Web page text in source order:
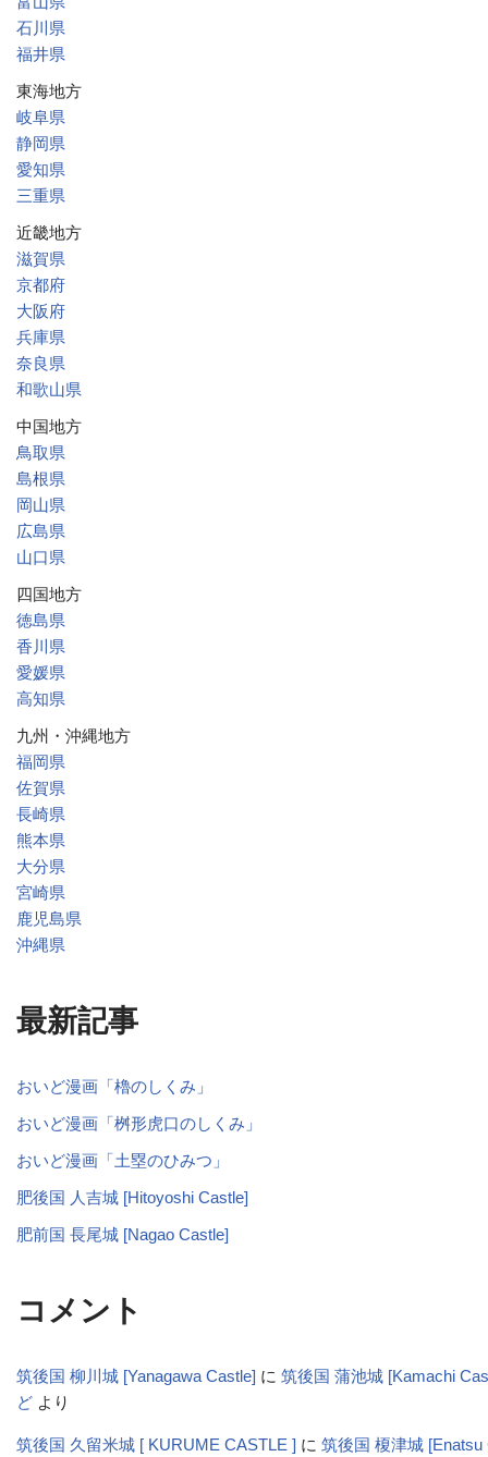
石川県
福井県
東海地方
岐阜県
静岡県
愛知県
三重県
近畿地方
滋賀県
京都府
大阪府
兵庫県
奈良県
和歌山県
中国地方
鳥取県
島根県
岡山県
広島県
山口県
四国地方
徳島県
香川県
愛媛県
高知県
九州・沖縄地方
福岡県
佐賀県
長崎県
熊本県
大分県
宮崎県
鹿児島県
沖縄県
最新記事
おいど漫画「櫓のしくみ」
おいど漫画「桝形虎口のしくみ」
おいど漫画「土塁のひみつ」
肥後国 人吉城 [Hitoyoshi Castle]
肥前国 長尾城 [Nagao Castle]
コメント
筑後国 柳川城 [Yanagawa Castle] に 筑後国 蒲池城 [Kamachi
ど より
筑後国 久留米城 [ KURUME CASTLE ] に 筑後国 榎津城 [Enatsu